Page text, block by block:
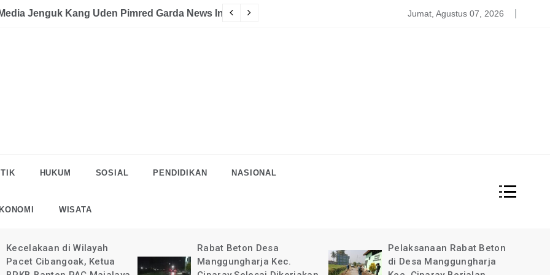
Halau LSM Dipolisikan Satgas PDBA Bantah Tidak Akomodir Bantuan Korban
Jumat, Agustus 07, 2026
HUKUM SOSIAL PENDIDIKAN NASIONAL
WISATA
Rabat Beton Desa
Manggungharja Kec.
Pelaksanaan Rabat Beton
di Desa Manggungharja
Pimpinan Redaksi Garda
News Indonesia Ucapkan